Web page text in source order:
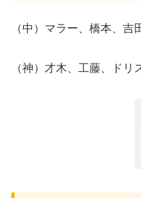
（中）マラー、橋本、
（神）才木、工藤、ドリ